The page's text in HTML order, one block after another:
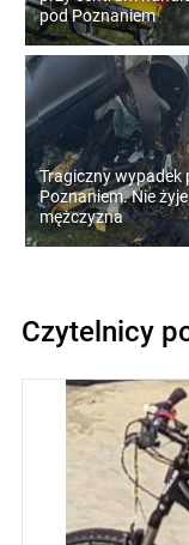
pod Poznaniem
Tragiczny wypadek
Poznaniem. Nie żyje
mężczyzna
Czytelnicy